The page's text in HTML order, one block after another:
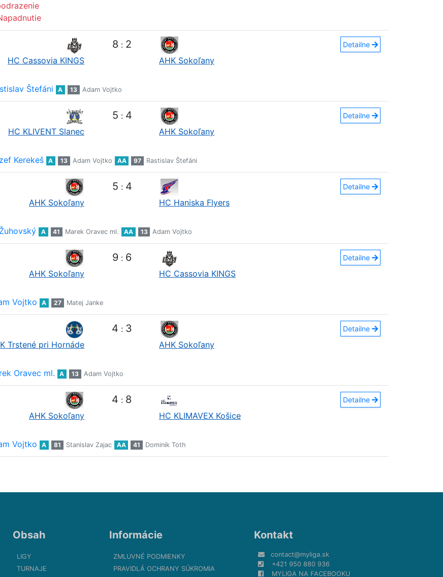
HC Cassovia KINGS
8 : 2
AHK Sokoľany
Detailne
Štefáni A 13 Adam Vojtko
HC KLIVENT Slanec
5 : 4
AHK Sokoľany
Detailne
Kerekeš A 13 Adam Vojtko AA 97 Rastislav Štefáni
AHK Sokoľany
5 : 4
HC Haniska Flyers
Detailne
A 41 Marek Oravec ml. AA 13 Adam Vojtko
AHK Sokoľany
9 : 6
HC Cassovia KINGS
Detailne
Vojtko A 27 Matej Janke
Trstené pri Hornáde
4 : 3
AHK Sokoľany
Detailne
Oravec ml. A 13 Adam Vojtko
AHK Sokoľany
4 : 8
HC KLIMAVEX Košice
Detailne
Vojtko A 81 Stanislav Zajac AA 41 Dominik Toth
Obsah
LIGY
TURNAJE
Informácie
ZMLUVNÉ PODMIENKY
PRAVIDLÁ OCHRANY SÚKROMIA
Kontakt
contact@myliga.sk
+421 950 880 936
MYLIGA NA FACEBOOKU